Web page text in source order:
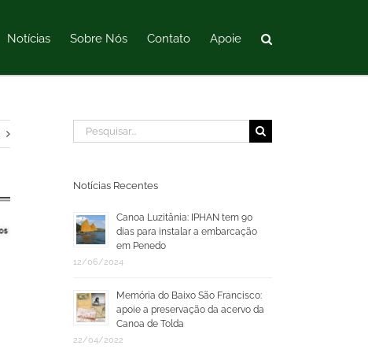
Notícias Sobre Nós Contato Apoie
Buscar
resultados
Notícias Recentes
Canoa Luzitânia: IPHAN tem 90
dias para instalar a embarcação
em Penedo
12/06/2024
Memória do Baixo São Francisco:
apoie a preservação da acervo da
Canoa de Tolda
22/04/2022